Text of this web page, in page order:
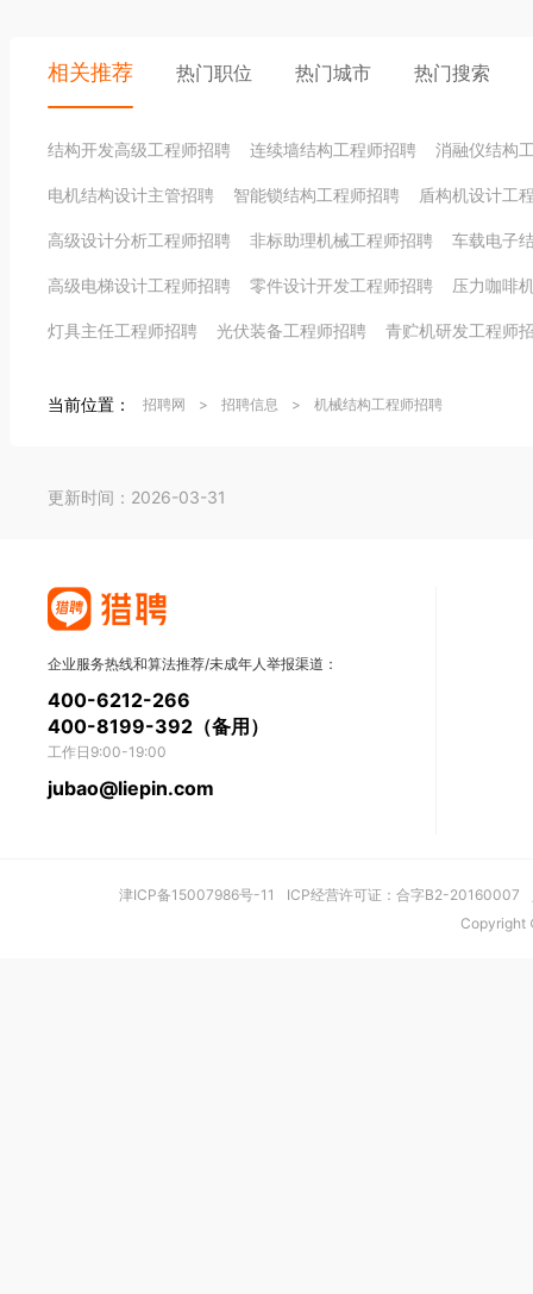
相关推荐 热门职位 热门城市 热门搜索
结构开发高级工程师招聘 连续墙结构工程师招聘 消融仪结构
电机结构设计主管招聘 智能锁结构工程师招聘 盾构机设计工
高级设计分析工程师招聘 非标助理机械工程师招聘 车载电子
高级电梯设计工程师招聘 零件设计开发工程师招聘 压力咖啡
灯具主任工程师招聘 光伏装备工程师招聘 青贮机研发工程师
当前位置： 招聘网 > 招聘信息 > 机械结构工程师招聘
更新时间：2026-03-31